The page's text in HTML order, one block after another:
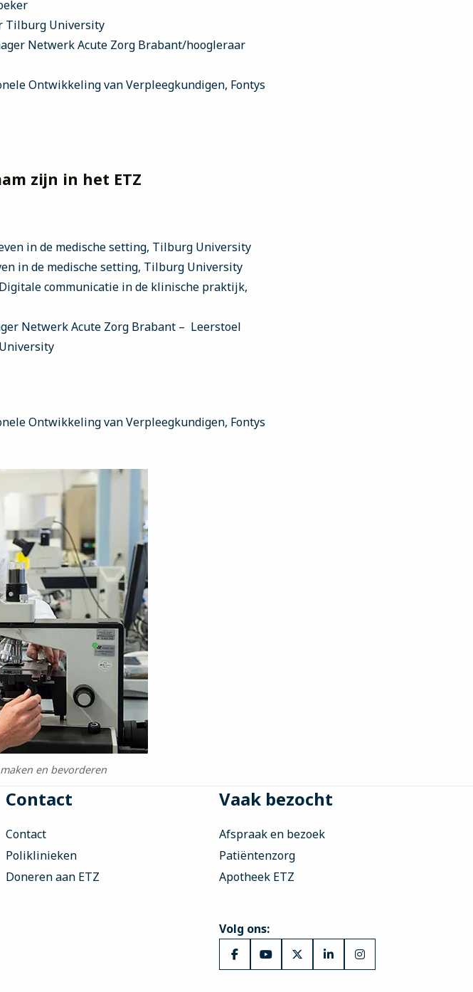
Tilburg University
Netwerk Acute Zorg Brabant/hoogleraar
Ontwikkeling van Verpleegkundigen, Fontys
zijn in het ETZ
in de medische setting, Tilburg University
in de medische setting, Tilburg University
communicatie in de klinische praktijk,
Netwerk Acute Zorg Brabant – Leerstoel
Ontwikkeling van Verpleegkundigen, Fontys
en bevorderen
Contact
Contact
Poliklinieken
Doneren aan ETZ
Vaak bezocht
Afspraak en bezoek
Patiëntenzorg
Apotheek ETZ
Volg ons:
Ga
Ga
Ga
Ga
Ga